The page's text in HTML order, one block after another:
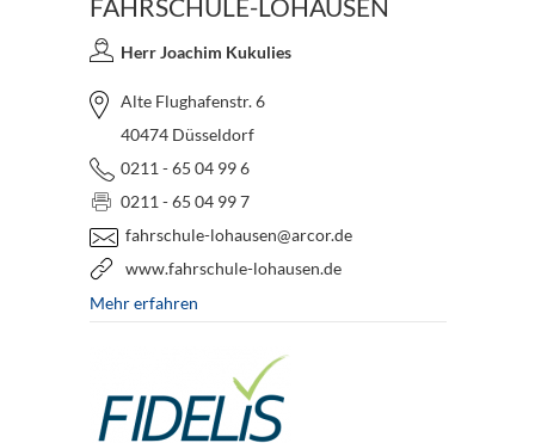
FAHRSCHULE-LOHAUSEN
Herr Joachim Kukulies
Alte Flughafenstr. 6
40474 Düsseldorf
0211 - 65 04 99 6
0211 - 65 04 99 7
fahrschule-lohausen@arcor.de
www.fahrschule-lohausen.de
Mehr erfahren